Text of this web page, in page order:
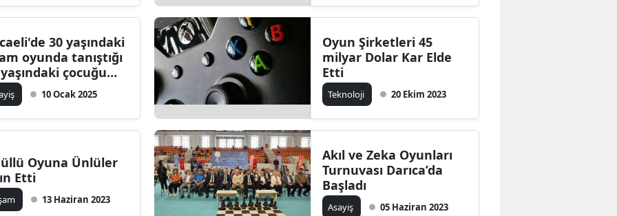
Muş
Niğde
Rize
Samsun
30 yaşındaki
oyunda tanıştığı
çocuğu
etti iddiası
10 Ocak 2025
Oyun Şirketleri 45
milyar Dolar Kar Elde
Etti
Teknoloji 20 Ekim 2023
Oyuna Ünlüler
Etti
13 Haziran 2023
Akıl ve Zeka Oyunları
Turnuvası Darıca’da
Başladı
Asayiş 05 Haziran 2023